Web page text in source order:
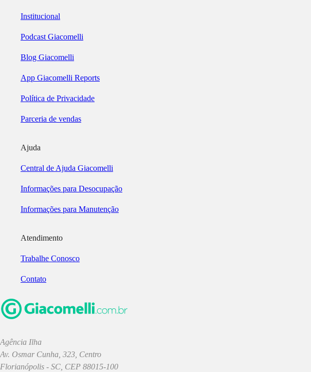
Institucional
Podcast Giacomelli
Blog Giacomelli
App Giacomelli Reports
Política de Privacidade
Parceria de vendas
Ajuda
Central de Ajuda Giacomelli
Informações para Desocupação
Informações para Manutenção
Atendimento
Trabalhe Conosco
Contato
Agência Ilha
Av. Osmar Cunha, 323, Centro
Florianópolis - SC, CEP 88015-100